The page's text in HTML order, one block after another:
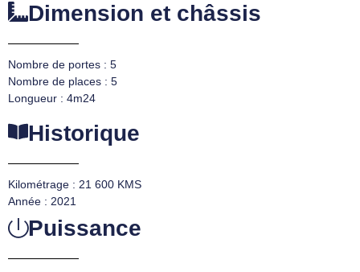
Dimension et châssis
Nombre de portes : 5
Nombre de places : 5
Longueur : 4m24
Historique
Kilométrage : 21 600 KMS
Année : 2021
Puissance